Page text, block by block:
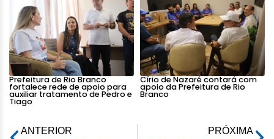
Prefeitura de Rio Branco
fortalece rede de apoio para
auxiliar tratamento de Pedro e
Tiago
Círio de Nazaré contará com
apoio da Prefeitura de Rio
Branco
ANTERIOR
PRÓXIMA